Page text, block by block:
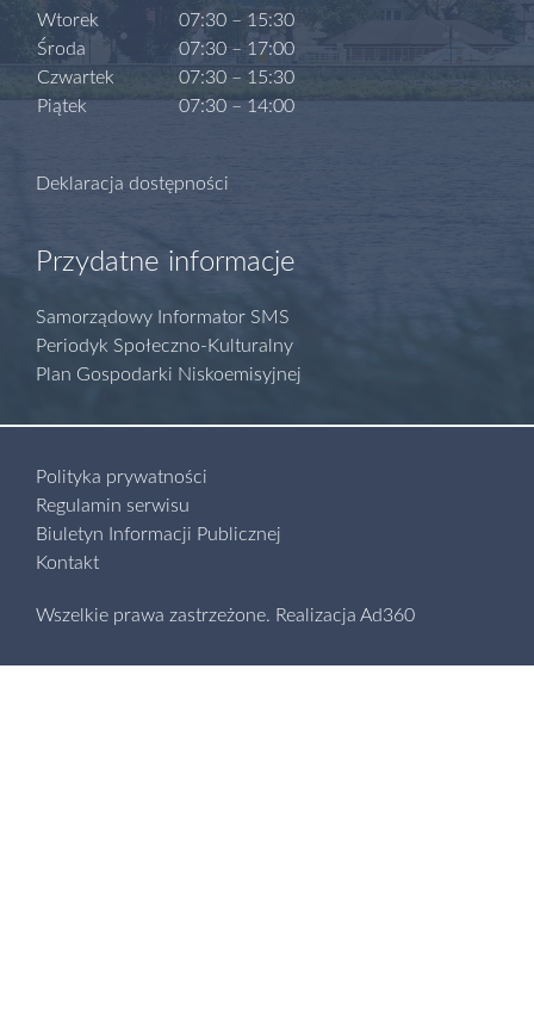
Wtorek
Środa
Czwartek
Piątek
07:30 – 15:30
07:30 – 17:00
07:30 – 15:30
07:30 – 14:00
Deklaracja dostępności
Przydatne informacje
Samorządowy Informator SMS
Periodyk Społeczno-Kulturalny
Plan Gospodarki Niskoemisyjnej
Polityka prywatności
Regulamin serwisu
Biuletyn Informacji Publicznej
Kontakt
Wszelkie prawa zastrzeżone. Realizacja Ad360